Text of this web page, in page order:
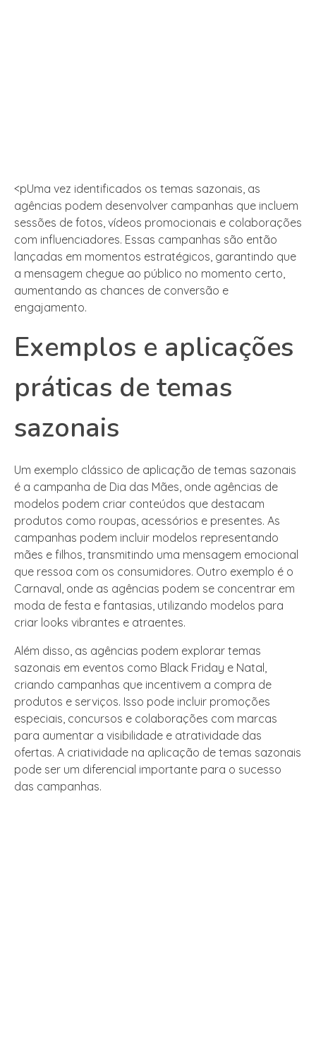
<pUma vez identificados os temas sazonais, as
agências podem desenvolver campanhas que incluem
sessões de fotos, vídeos promocionais e colaborações
com influenciadores. Essas campanhas são então
lançadas em momentos estratégicos, garantindo que
a mensagem chegue ao público no momento certo,
aumentando as chances de conversão e
engajamento.
Exemplos e aplicações
práticas de temas
sazonais
Um exemplo clássico de aplicação de temas sazonais
é a campanha de Dia das Mães, onde agências de
modelos podem criar conteúdos que destacam
produtos como roupas, acessórios e presentes. As
campanhas podem incluir modelos representando
mães e filhos, transmitindo uma mensagem emocional
que ressoa com os consumidores. Outro exemplo é o
Carnaval, onde as agências podem se concentrar em
moda de festa e fantasias, utilizando modelos para
criar looks vibrantes e atraentes.
Além disso, as agências podem explorar temas
sazonais em eventos como Black Friday e Natal,
criando campanhas que incentivem a compra de
produtos e serviços. Isso pode incluir promoções
especiais, concursos e colaborações com marcas
para aumentar a visibilidade e atratividade das
ofertas. A criatividade na aplicação de temas sazonais
pode ser um diferencial importante para o sucesso
das campanhas.